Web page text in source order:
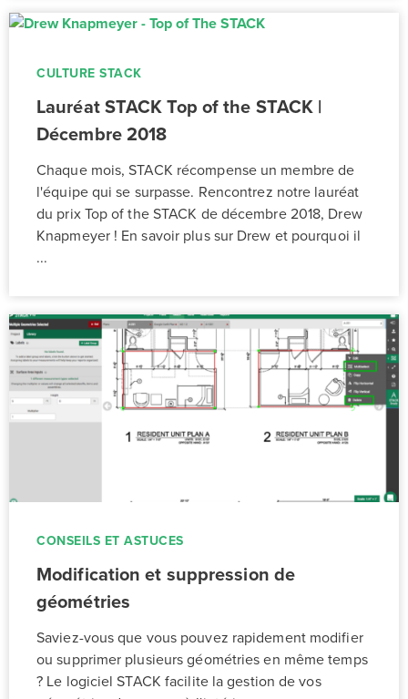
CULTURE STACK
Lauréat STACK Top of the STACK |
Décembre 2018
Chaque mois, STACK récompense un membre de
l'équipe qui se surpasse. Rencontrez notre lauréat
du prix Top of the STACK de décembre 2018, Drew
Knapmeyer ! En savoir plus sur Drew et pourquoi il
...
CONSEILS ET ASTUCES
Modification et suppression de
géométries
Saviez-vous que vous pouvez rapidement modifier
ou supprimer plusieurs géométries en même temps
? Le logiciel STACK facilite la gestion de vos